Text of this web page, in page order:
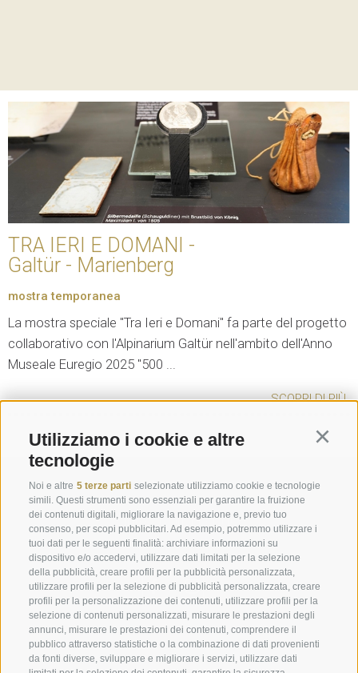
Utilizziamo i cookie e altre
tecnologie
Noi e altre 5 terze parti selezionate utilizziamo cookie e tecnologie
simili. Questi strumenti sono essenziali per garantire la fruizione
dei contenuti digitali, migliorare la navigazione e, previo tuo
consenso, per scopi pubblicitari. Ad esempio, potremmo utilizzare i
tuoi dati per le seguenti finalità: archiviare informazioni su
dispositivo e/o accedervi, utilizzare dati limitati per la selezione
della pubblicità, creare profili per la pubblicità personalizzata,
utilizzare profili per la selezione di pubblicità personalizzata, creare
profili per la personalizzazione dei contenuti, utilizzare profili per la
selezione di contenuti personalizzati, misurare le prestazioni degli
annunci, misurare le prestazioni dei contenuti, comprendere il
pubblico attraverso statistiche o la combinazione di dati provenienti
da fonti diverse, sviluppare e migliorare i servizi, utilizzare dati
TRA IERI E DOMANI -
Galtür - Marienberg
mostra temporanea
La mostra speciale "Tra Ieri e Domani" fa parte del progetto
collaborativo con l'Alpinarium Galtür nell'ambito dell'Anno
Museale Euregio 2025 "500 ...
SCOPRI DI PIÙ
Richiesta
info@marienberg.it
+39 0473 843980
Credits | Contributi pubblici | Mappa del sito | Cookie Policy
Privacy | Preferenze Cookies